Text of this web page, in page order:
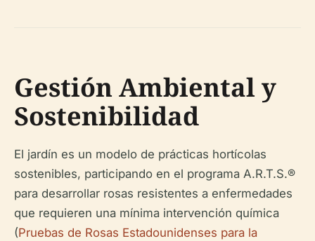
Gestión Ambiental y
Sostenibilidad
El jardín es un modelo de prácticas hortícolas
sostenibles, participando en el programa A.R.T.S.®
para desarrollar rosas resistentes a enfermedades
que requieren una mínima intervención química
(Pruebas de Rosas Estadounidenses para la